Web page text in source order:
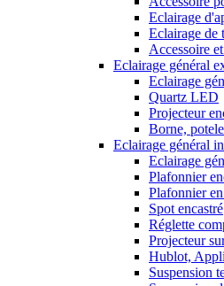
Eclairage
Eclairage de
Accessoire
Eclairage général
Eclairage
Quartz LED
Projecteur
Borne,
Eclairage général
Eclairage
Plafonnier
Plafonnier
Spot encastré
Réglette
Projecteur
Hublot,
Suspension